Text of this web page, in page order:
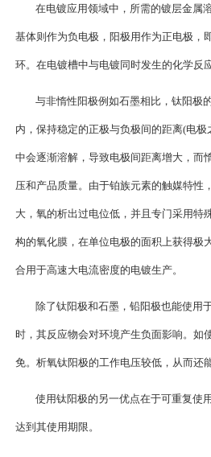
在电镀应用领域中，所需的镀层金属
基体则作为负电极，阳极用作为正电极，
环。在电镀槽中与电镀同时发生的化学反
与非惰性阳极例如石墨相比，钛阳极
内，保持稳定的正极与负极间的距离(电极
中会逐渐溶解，导致电极间距离增大，而
压和产品质量。由于铂族元素的触媒特性
大，氧的析出过电位低，并且专门采用特
构的氧化膜，在单位电极的面积上获得极
合用于高速大电流密度的电镀生产。
除了钛阳极和石墨，铅阳极也能使用
时，其反应物会对环境产生负面影响。如
免。析氧钛阳极的工作电压较低，从而还
使用钛阳极的另一优点在于可重复使
达到其使用期限。